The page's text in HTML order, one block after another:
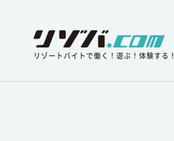
リゾートバイトで働く！遊ぶ！体験する！